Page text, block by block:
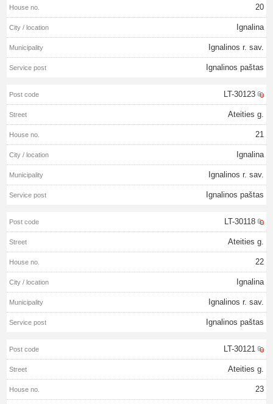
20
Ignalina
Ignalinos r. sav.
Ignalinos paštas
LT-30123
Ateities g.
21
Ignalina
Ignalinos r. sav.
Ignalinos paštas
LT-30118
Ateities g.
22
Ignalina
Ignalinos r. sav.
Ignalinos paštas
LT-30121
Ateities g.
23